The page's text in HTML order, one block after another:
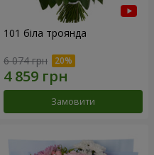
101 біла троянда
6 074 грн
Замовити